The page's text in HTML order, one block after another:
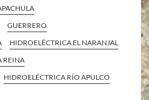
GUERRERO
HIDROELÉCTRICA EL NARANJAL
REINA
HIDROELÉCTRICA RÍO APULCO